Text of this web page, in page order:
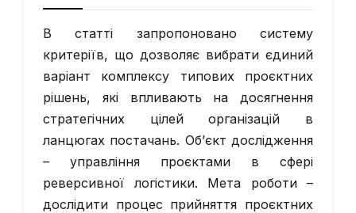
В статті запропоновано систему
критеріїв, що дозволяє вибрати єдиний
варіант комплексу типових проєктних
рішень, які впливають на досягнення
стратегічних цілей організацій в
ланцюгах постачань. Об’єкт дослідження
– управління проєктами в сфері
реверсивної логістики. Мета роботи –
дослідити процес прийняття проєктних